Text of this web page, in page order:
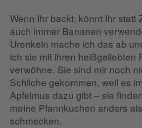
Wenn Ihr backt, könnt Ihr statt
auch immer Bananen
Urenkeln mache ich das ab
ich sie mit ihren heißgeliebten
verwöhne. Sie sind mir noch
Schliche gekommen, weil es
Apfelmus dazu gibt – sie
meine Pfannkuchen anders
schmecken.